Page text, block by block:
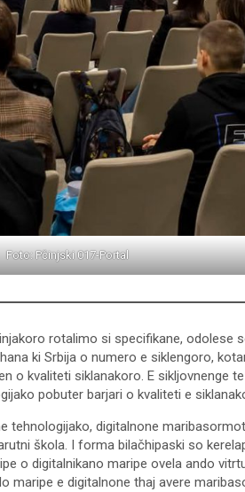
Foto: Pčinjski 017-Portal
rotalimo si specifikane, odolese
ki Srbija o numero e siklengoro,
o kvaliteti siklanakoro. E sikljovnenge
pobuter barjari o kvaliteti e
tehnologijako, digitalnone
škola. I forma bilačhipaski so
o digitalnikano maripe ovela ando
maripe e digitalnone thaj avere